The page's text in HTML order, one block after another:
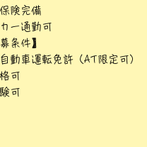
険完備
ー通勤可
条件】
動車運転免許（AT限定可）
可
可